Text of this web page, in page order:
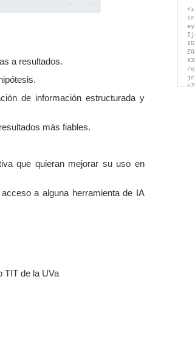
a resultados.
de información estructurada y
más fiables.
que quieran mejorar su uso en
a alguna herramienta de IA
TIT de la UVa